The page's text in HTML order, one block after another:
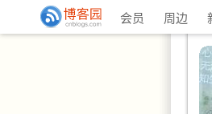
会员 周边